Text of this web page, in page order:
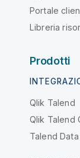
Portale
Libreria
Prodotti
Qlik Talend
Qlik Talend
Talend